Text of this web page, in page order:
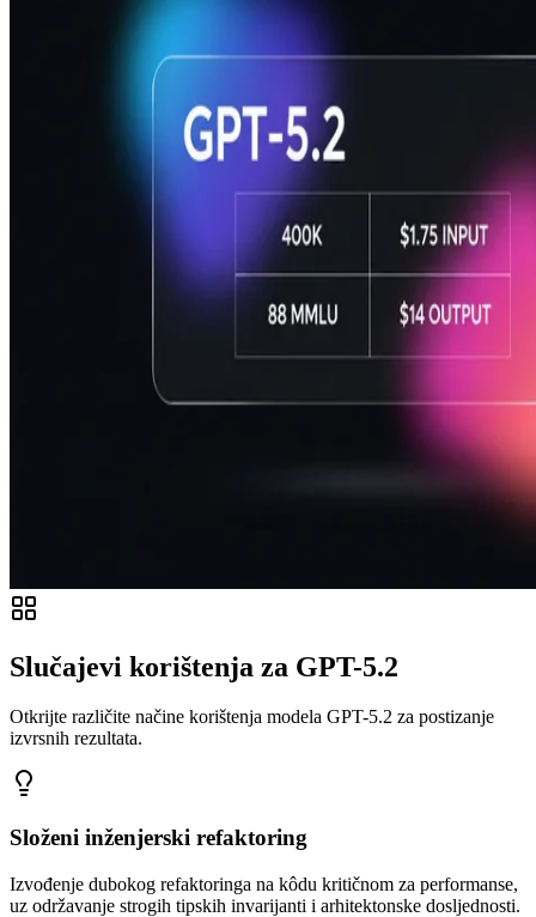
Slučajevi korištenja za GPT-5.2
Otkrijte različite načine korištenja modela GPT-5.2 za postizanje
izvrsnih rezultata.
Složeni inženjerski refaktoring
Izvođenje dubokog refaktoringa na kôdu kritičnom za performanse,
uz održavanje strogih tipskih invarijanti i arhitektonske dosljednosti.